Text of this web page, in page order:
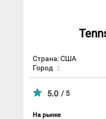
Страна: США
Город
:
5.0 / 5
На рынке